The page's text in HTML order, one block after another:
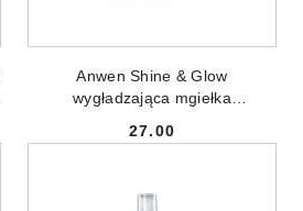
Anwen Shine & Glow
wygładzająca mgiełka
Cena:
27.00